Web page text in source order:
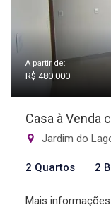
A partir de:
R$ 480.000
Casa à Venda
Jardim do
2 Quartos 2
Mais informações